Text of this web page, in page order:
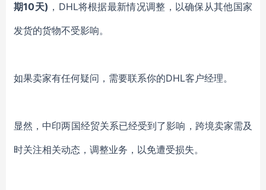
期10天) ，DHL将根据最新情况调整，以确保从其他国家
发货的货物不受影响。
如果卖家有任何疑问，需要联系你的DHL客户经理。
显然，中印两国经贸关系已经受到了影响，跨境卖家需及
时关注相关动态，调整业务，以免遭受损失。